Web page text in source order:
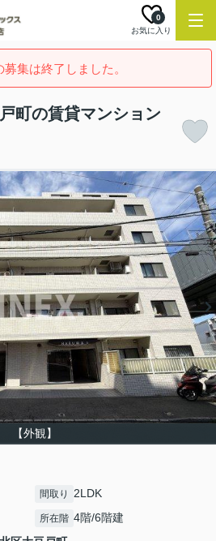
お気に入り
0
募集は終了しました。
町の賃貸マンション
【外観】
間取り 2LDK
所在階 4階/6階建